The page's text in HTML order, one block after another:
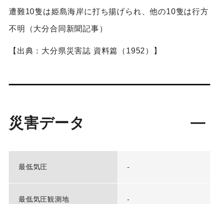
遭難10隻は姫島海岸に打ち揚げられ、他の10隻は行方
不明（大分合同新聞記事）
【出典：大分県災害誌 資料篇（1952）】
災害データ
最低気圧 -
最低気圧観測地 -